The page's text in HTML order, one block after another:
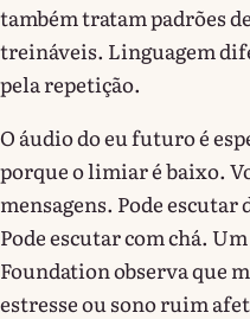
também tratam padrões
treináveis. Linguagem
pela repetição.
O áudio do eu futuro é
porque o limiar é baixo.
mensagens. Pode escutar
Pode escutar com chá.
Foundation observa que
estresse ou sono ruim